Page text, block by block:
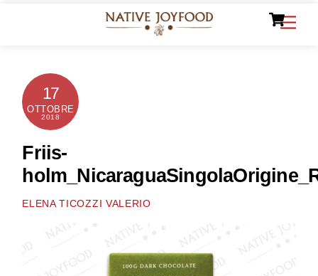
17
OTTOBRE
2018
Friis-
ELENA TICOZZI VALERIO